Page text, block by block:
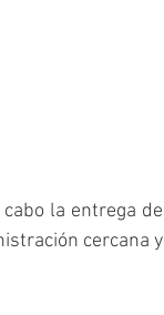
la entrega de
cercana y